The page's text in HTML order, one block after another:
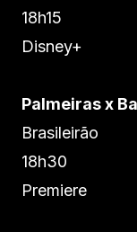
18h15
Disney+
Palmeiras x
Brasileirão
18h30
Premiere